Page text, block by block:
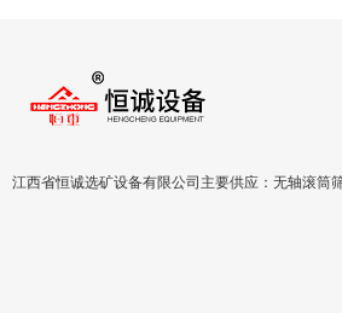
江西省恒诚选矿设备有限公司主要供应：无轴滚筒